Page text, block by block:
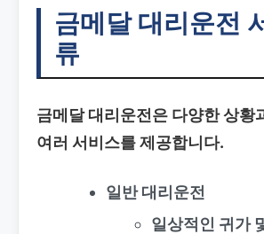
금메달 대리운전
류
금메달 대리운전은 다양한 상황
여러 서비스를 제공합니다.
일반 대리운전
일상적인 귀가